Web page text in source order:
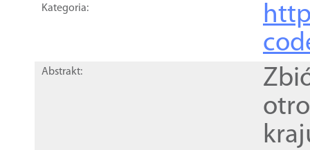
Kategoria:
Abstrakt: